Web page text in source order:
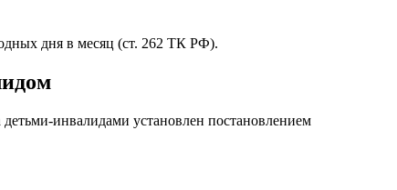
дня в месяц (ст. 262 ТК РФ).
инвалидами установлен постановлением